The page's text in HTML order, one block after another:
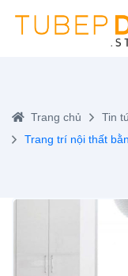
Trang chủ
Tin
Trang trí nội thất